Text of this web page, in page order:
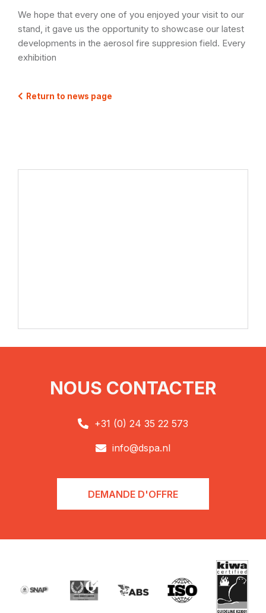
We hope that every one of you enjoyed your visit to our
stand, it gave us the opportunity to showcase our latest
developments in the aerosol fire suppresion field. Every
exhibition
 Return to news page
NOUS CONTACTER
 +31 (0) 24 35 22 573
 info@dspa.nl
DEMANDE D'OFFRE